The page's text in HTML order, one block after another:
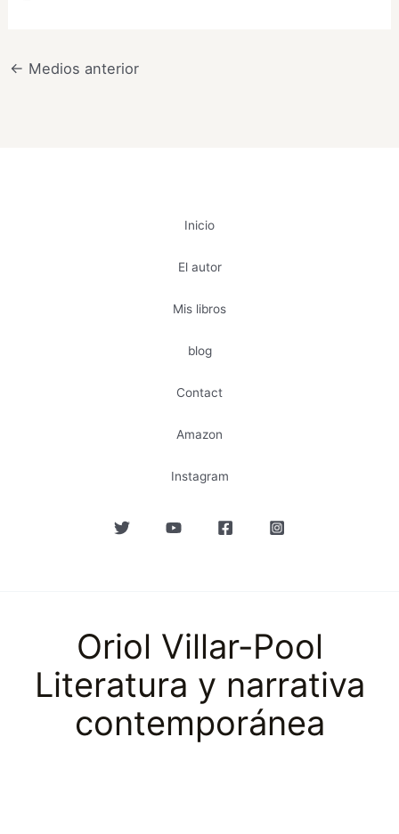
← Medios anterior
Inicio
El autor
Mis libros
blog
Contact
Amazon
Instagram
Oriol Villar-Pool
Literatura y narrativa
contemporánea